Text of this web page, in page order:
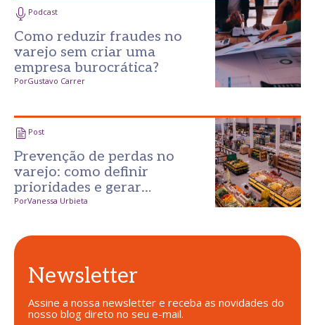
Podcast
Como reduzir fraudes no
varejo sem criar uma
empresa burocrática?
PorGustavo Carrer
Post
Prevenção de perdas no
varejo: como definir
prioridades e gerar
resultados desde o primeiro
PorVanessa Urbieta
Newsletter
Assine a nossa newsletter e receba as novidades do
nosso blog direto no seu e-mail.